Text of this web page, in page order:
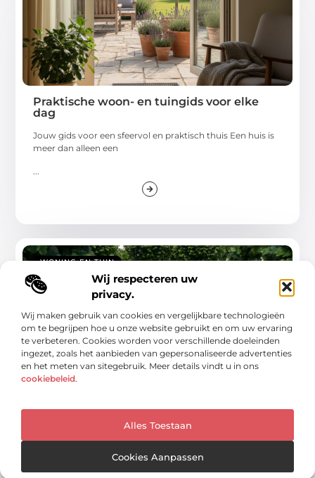
Wij respecteren uw
privacy.
Wij maken gebruik van cookies en vergelijkbare technologieën
om te begrijpen hoe u onze website gebruikt en om uw ervaring
te verbeteren. Cookies worden voor verschillende doeleinden
ingezet, zoals het aanbieden van gepersonaliseerde advertenties
en het meten van sitegebruik. Meer details vindt u in ons
cookiebeleid
Alles Toestaan
Cookies Aanpassen
Praktische woon- en tuingids voor elke
dag
Jouw gids voor een sfeervol en praktisch thuis Een huis is
meer dan alleen een
WONING EN TUIN
Een nieuwe tuin laten aanleggen? Daar komt meer bij